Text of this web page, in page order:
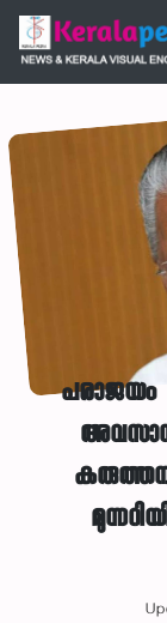
പരാജയം